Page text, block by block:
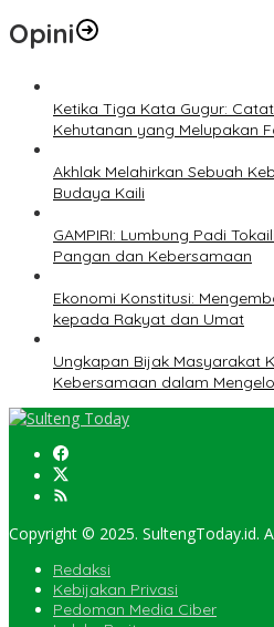
Opini
Ketika Tiga Kata Gugur:
Kehutanan yang Melupakan
Akhlak Melahirkan Sebuah
Budaya Kaili
GAMPIRI: Lumbung Padi
Pangan dan Kebersamaan
Ekonomi Konstitusi:
kepada Rakyat dan Umat
Ungkapan Bijak Masyarakat
Kebersamaan dalam
Copyright © 2025. SultengToday.id.
Redaksi
Kebijakan Privasi
Pedoman Media Ciber